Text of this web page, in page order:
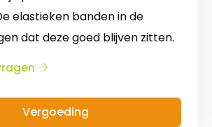
elastieken banden in de
dat deze goed blijven zitten.
over
met
korte
Vergoeding